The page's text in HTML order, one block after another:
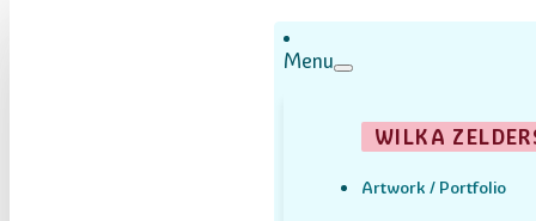
Menu
WILKA
Artwork / Portfolio